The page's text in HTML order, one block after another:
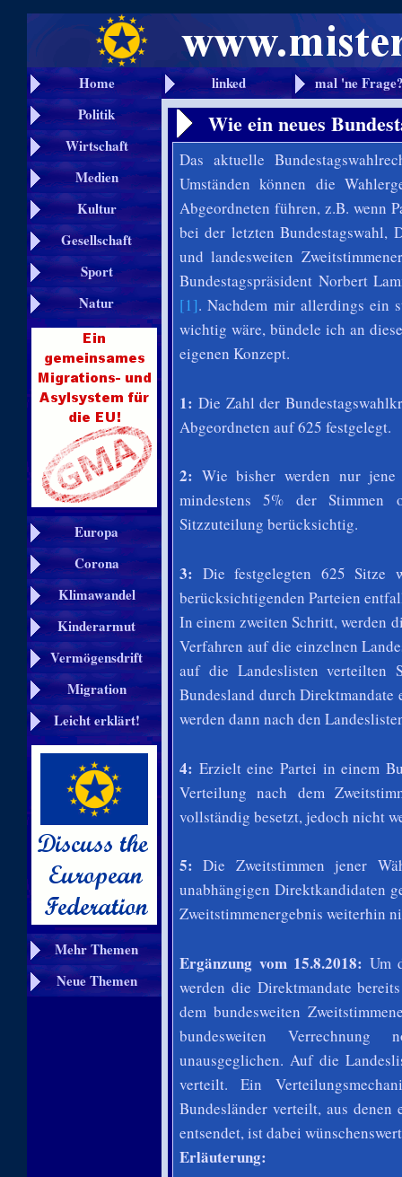
Home linked
mal 'ne
Politik
Wirtschaft
Medien
Kultur
Gesellschaft
Sport
Natur
Europa
Corona
Klimawandel
Kinderarmut
Vermögensdrift
Migration
Leicht erklärt!
Mehr Themen
Neue Themen
Wie ein neues
Das aktuelle
Umständen können die
Abgeordneten führen, z.B. wenn
bei der letzten Bundestagswahl,
und landesweiten
Bundestagspräsident Norbert
[1]. Nachdem mir allerdings ein
wichtig wäre, bündele ich an
eigenen Konzept.
1: Die Zahl der
Abgeordneten auf 625 festgelegt.
2: Wie bisher werden nur jene
mindestens 5% der
Sitzzuteilung berücksichtig.
3: Die festgelegten 625 Sitze
berücksichtigenden Parteien
In einem zweiten Schritt, werden
Verfahren auf die einzelnen
auf die Landeslisten verteilten
Bundesland durch Direktmandate
werden dann nach den
4: Erzielt eine Partei in einem
Verteilung nach dem
vollständig besetzt, jedoch nicht
5: Die Zweitstimmen jener
unabhängigen Direktkandidaten
Zweitstimmenergebnis weiterhin
Ergänzung vom 15.8.2018: Um
werden die Direktmandate
dem bundesweiten
bundesweiten Verrechnung
unausgeglichen. Auf die
verteilt. Ein
Bundesländer verteilt, aus
entsendet, ist dabei
Erläuterung: